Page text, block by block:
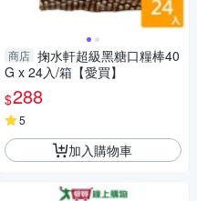
商店 掬水軒超級黑糖口糧棒40
G x 24入/箱【愛買】
$288
5
加入購物車